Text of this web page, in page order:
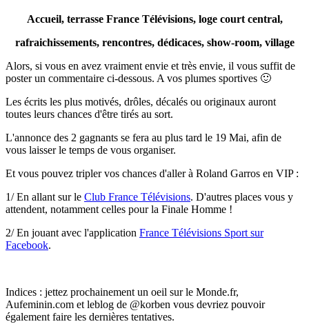
Accueil, terrasse France Télévisions, loge court central,
rafraichissements, rencontres, dédicaces, show-room, village
Alors, si vous en avez vraiment envie et très envie, il vous suffit de
poster un commentaire ci-dessous. A vos plumes sportives 🙂
Les écrits les plus motivés, drôles, décalés ou originaux auront
toutes leurs chances d'être tirés au sort.
L'annonce des 2 gagnants se fera au plus tard le 19 Mai, afin de
vous laisser le temps de vous organiser.
Et vous pouvez tripler vos chances d'aller à Roland Garros en VIP :
1/ En allant sur le Club France Télévisions. D'autres places vous y
attendent, notamment celles pour la Finale Homme !
2/ En jouant avec l'application France Télévisions Sport sur
Facebook.
Indices : jettez prochainement un oeil sur le Monde.fr,
Aufeminin.com et leblog de @korben vous devriez pouvoir
également faire les dernières tentatives.